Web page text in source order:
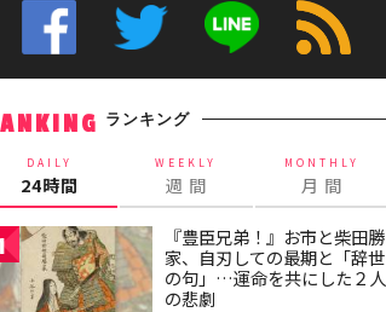
ランキング
DAILY
24時間
WEEKLY
週 間
MONTHLY
月 間
『豊臣兄弟！』お市と柴田勝
家、自刃しての最期と「辞世
の句」…運命を共にした２人
の悲劇